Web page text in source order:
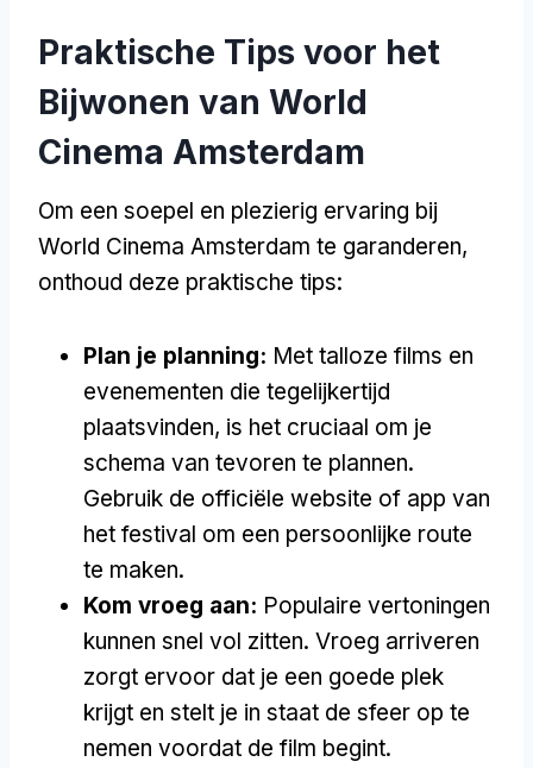
Praktische Tips voor het
Bijwonen van World
Cinema Amsterdam
Om een soepel en plezierig ervaring bij
World Cinema Amsterdam te garanderen,
onthoud deze praktische tips:
Plan je planning: Met talloze films en
evenementen die tegelijkertijd
plaatsvinden, is het cruciaal om je
schema van tevoren te plannen.
Gebruik de officiële website of app van
het festival om een persoonlijke route
te maken.
Kom vroeg aan: Populaire vertoningen
kunnen snel vol zitten. Vroeg arriveren
zorgt ervoor dat je een goede plek
krijgt en stelt je in staat de sfeer op te
nemen voordat de film begint.